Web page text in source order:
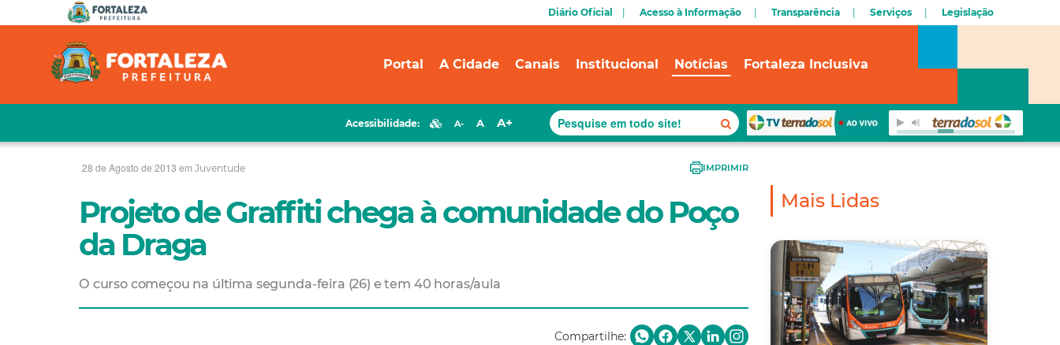
Diário Oficial Acesso à Informação Transparência Serviços Legislação
Portal A Cidade Canais Institucional Notícias Fortaleza Inclusiva
Acessibilidade: A- A A+
28 de Agosto de 2013 em Juventude IMPRIMIR
Projeto de Graffiti chega à comunidade do Poço
da Draga
O curso começou na última segunda-feira (26) e tem 40 horas/aula
Compartilhe:
Mais Lidas